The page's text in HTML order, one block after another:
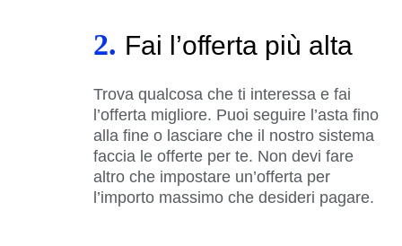
2. Fai l’offerta più alta
Trova qualcosa che ti interessa e fai
l’offerta migliore. Puoi seguire l’asta fino
alla fine o lasciare che il nostro sistema
faccia le offerte per te. Non devi fare
altro che impostare un’offerta per
l’importo massimo che desideri pagare.